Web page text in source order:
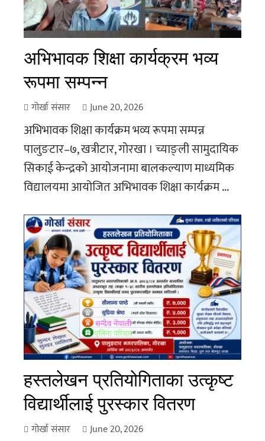
अभिभावक शिक्षा कार्यक्रम भव्य
रूपमा सम्पन्न
गोर्खा संसार June 20, 2026
अभिभावक शिक्षा कार्यक्रम भव्य रूपमा सम्पन्न
पालुङटार–७, खत्रीटार, गोरखा । च्याङ्ली सामुदायिक
सिकाई केन्द्रको आयोजनामा बालकल्याण माध्यमिक
विद्यालयमा आयोजित अभिभावक शिक्षा कार्यक्रम ...
हस्तलेखन प्रतियोगिताका उत्कृष्ट
विद्यार्थीलाई पुरस्कार वितरण
गोर्खा संसार June 20, 2026